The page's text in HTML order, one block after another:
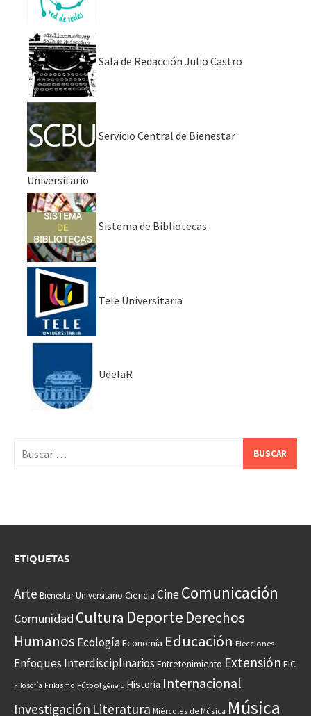
Sala de Redacción Julio Castro
Servicio Central de Bienestar
Universitario
Sistema de Bibliotecas
Tele Universitaria
UdelaR
ETIQUETAS
Arte Bienestar Universitario Ciencia CineComunicación
Comunidad Cultura Deporte Derechos
Humanos EcologíaEconomía Educación Elecciones
Enfoques Interdisciplinarios Entretenimiento Extensión FIC
Filosofía Frikismo Fútbol género Historia Internacional
Investigación Literatura Miércoles de Música Música